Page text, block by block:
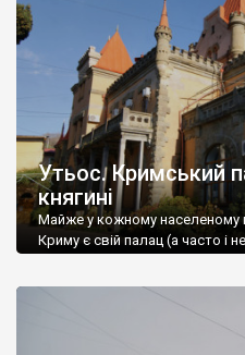
Утьос. Кримський
княгині
Майже у кожному населеному
Криму є свій палац (а часто і